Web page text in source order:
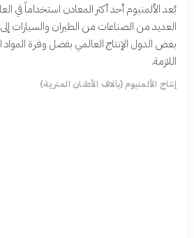
يُعد الألمنيوم أحد أكثر المعادن استخداماً في
العديد من الصناعات من الطيران والسيارات إلى
بعض الدول الإنتاج العالمي بفضل وفرة المواد
اللازمة.
إنتاج الألمنيوم (بآلاف الأطنان المترية)